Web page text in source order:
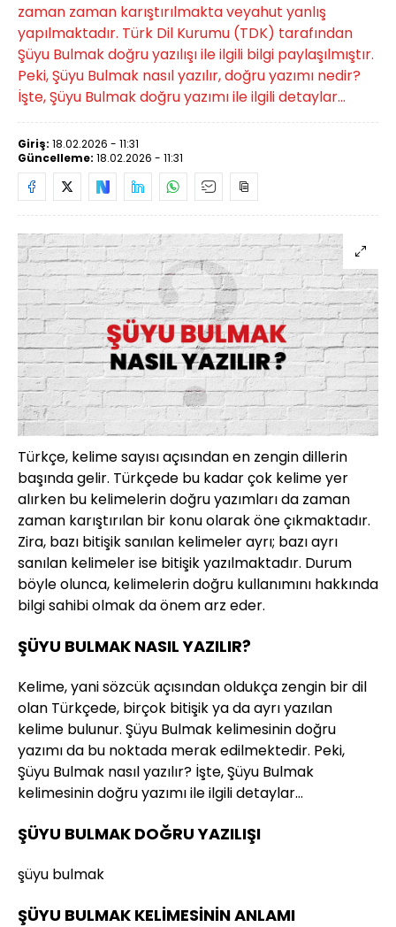
zaman zaman karıştırılmakta veyahut yanlış
yapılmaktadır. Türk Dil Kurumu (TDK) tarafından
Şüyu Bulmak doğru yazılışı ile ilgili bilgi paylaşılmıştır.
Peki, Şüyu Bulmak nasıl yazılır, doğru yazımı nedir?
İşte, Şüyu Bulmak doğru yazımı ile ilgili detaylar...
Giriş: 18.02.2026 - 11:31
Güncelleme: 18.02.2026 - 11:31
Türkçe, kelime sayısı açısından en zengin dillerin
başında gelir. Türkçede bu kadar çok kelime yer
alırken bu kelimelerin doğru yazımları da zaman
zaman karıştırılan bir konu olarak öne çıkmaktadır.
Zira, bazı bitişik sanılan kelimeler ayrı; bazı ayrı
sanılan kelimeler ise bitişik yazılmaktadır. Durum
böyle olunca, kelimelerin doğru kullanımını hakkında
bilgi sahibi olmak da önem arz eder.
ŞÜYU BULMAK NASIL YAZILIR?
Kelime, yani sözcük açısından oldukça zengin bir dil
olan Türkçede, birçok bitişik ya da ayrı yazılan
kelime bulunur. Şüyu Bulmak kelimesinin doğru
yazımı da bu noktada merak edilmektedir. Peki,
Şüyu Bulmak nasıl yazılır? İşte, Şüyu Bulmak
kelimesinin doğru yazımı ile ilgili detaylar…
ŞÜYU BULMAK DOĞRU YAZILIŞI
şüyu bulmak
ŞÜYU BULMAK KELİMESİNİN ANLAMI